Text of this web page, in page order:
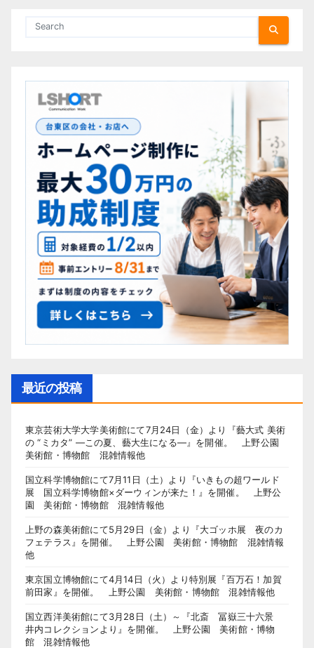
最近の投稿
東京芸術大学大学美術館にて7月24日（金）より『藝大式 美術
の “ミカタ” ―この夏、藝大生になる―』を開催。 上野公園
美術館・博物館 混雑情報他
国立科学博物館にて7月11日（土）より『いきもの超ワールド
展 国立科学博物館×ダーウィンが来た！』を開催。 上野公
園 美術館・博物館 混雑情報他
上野の森美術館にて5月29日（金）より『大ゴッホ展 夜のカ
フェテラス』を開催。 上野公園 美術館・博物館 混雑情報
他
東京国立博物館にて4月14日（火）より特別展『百万石！加賀
前田家』を開催。 上野公園 美術館・博物館 混雑情報他
国立西洋美術館にて3月28日（土）～『北斎 冨嶽三十六景
井内コレクションより』を開催。 上野公園 美術館・博物
館 混雑情報他